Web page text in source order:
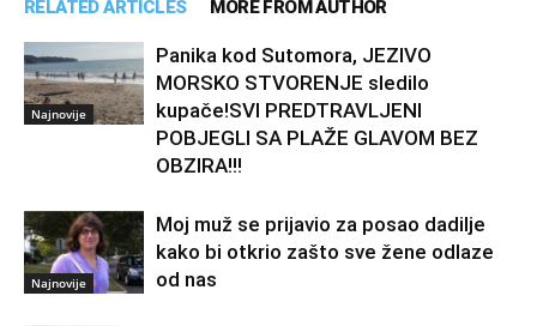
RELATED ARTICLES MORE FROM AUTHOR
Najnovije
Panika kod Sutomora, JEZIVO
MORSKO STVORENJE sledilo
kupače!SVI PREDTRAVLJENI
POBJEGLI SA PLAŽE GLAVOM BEZ
OBZIRA!!!
Najnovije
Moj muž se prijavio za posao dadilje
kako bi otkrio zašto sve žene odlaze
od nas